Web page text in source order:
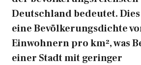
Deutschland bedeutet.
eine Bevölkerungsdichte
Einwohnern pro km², was
einer Stadt mit geringer